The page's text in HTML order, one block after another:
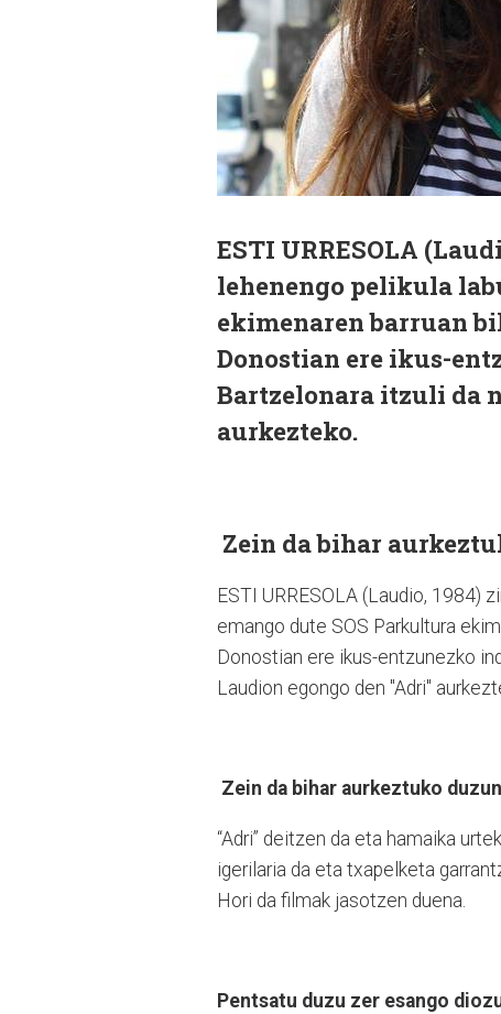
ESTI URRESOLA
lehenengo pelikula
ekimenaren barruan
Donostian ere ikus-
Bartzelonara itzuli da
aurkezteko.
Zein da bihar
ESTI URRESOLA (Laudio, 1984)
emango dute SOS Parkultura
Donostian ere ikus-entzunezko
Laudion egongo den "Adri"
Zein da bihar aurkeztuko
“Adri” deitzen da eta hamaika
igerilaria da eta txapelketa
Hori da filmak jasotzen duena.
Pentsatu duzu zer esango